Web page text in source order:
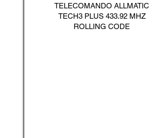
TELECOMANDO ALLMATIC
TECH3 PLUS 433.92 MHZ
ROLLING CODE